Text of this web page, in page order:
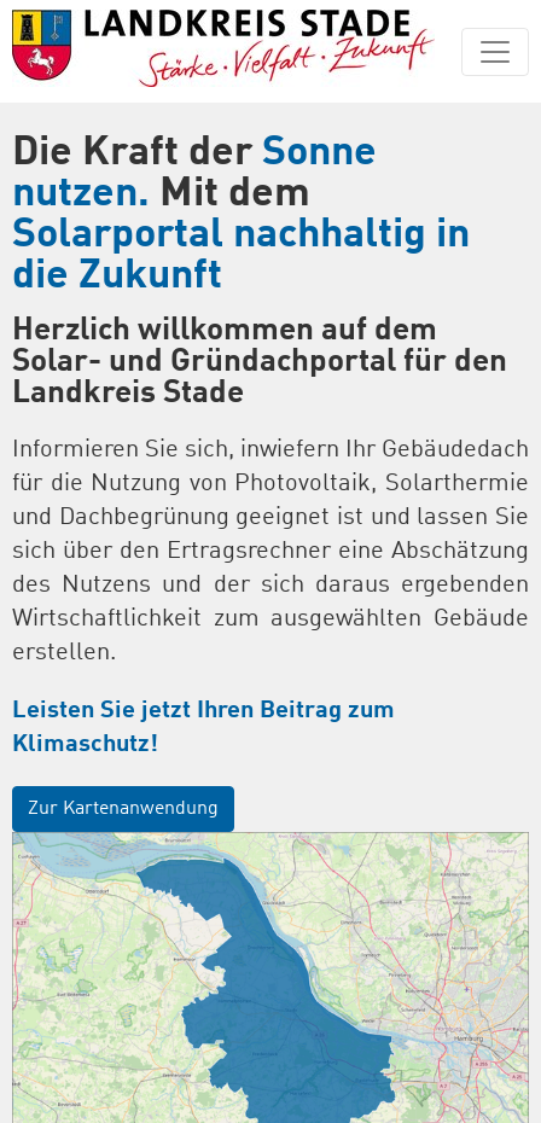
Die Kraft der Sonne
nutzen. Mit dem
Solarportal nachhaltig in
die Zukunft
Herzlich willkommen auf dem
Solar- und Gründachportal für den
Landkreis Stade
Informieren Sie sich, inwiefern Ihr Gebäudedach
für die Nutzung von Photovoltaik, Solarthermie
und Dachbegrünung geeignet ist und lassen Sie
sich über den Ertragsrechner eine Abschätzung
des Nutzens und der sich daraus ergebenden
Wirtschaftlichkeit zum ausgewählten Gebäude
erstellen.
Leisten Sie jetzt Ihren Beitrag zum
Klimaschutz!
Zur Kartenanwendung